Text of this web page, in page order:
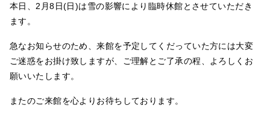
本日、2月8日(日)は雪の影響により臨時休館とさせていただき
ます。
急なお知らせのため、来館を予定してくだっていた方には大変
ご迷惑をお掛け致しますが、ご理解とご了承の程、よろしくお
願いいたします。
またのご来館を心よりお待ちしております。